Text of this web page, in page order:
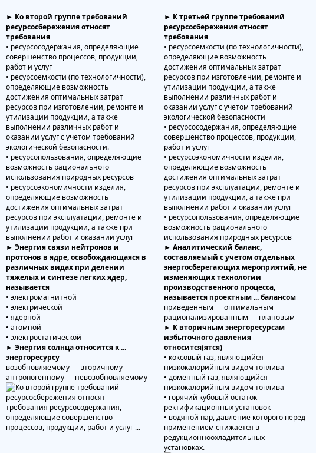
► Ко второй группе требований
ресурсосбережения относят
требования
• ресурсосодержания, определяющие
совершенство процессов, продукции,
работ и услуг
• ресурсоемкости (по технологичности),
определяющие возможность
достижения оптимальных затрат
ресурсов при изготовлении, ремонте и
утилизации продукции, а также
выполнении различных работ и
оказании услуг с учетом требований
экологической безопасности.
• ресурсопользования, определяющие
возможность рационального
использования природных ресурсов
• ресурсоэкономичности изделия,
определяющие возможность
достижения оптимальных затрат
ресурсов при эксплуатации, ремонте и
утилизации продукции, а также при
выполнении работ и оказании услуг
► Энергия связи нейтронов и
протонов в ядре, освобождающаяся в
различных видах при делении
тяжелых и синтезе легких ядер,
называется
• электромагнитной
• электрической
• ядерной
• атомной
• электростатической
► Энергия солнца относится к ...
энергоресурсу
возобновляемому вторичному
антропогенному невозобновляемому
► К третьей группе требований
ресурсосбережения относят
требования
• ресурсоемкости (по технологичности),
определяющие возможность
достижения оптимальных затрат
ресурсов при изготовлении, ремонте и
утилизации продукции, а также
выполнении различных работ и
оказании услуг с учетом требований
экологической безопасности
• ресурсосодержания, определяющие
совершенство процессов, продукции,
работ и услуг
• ресурсоэкономичности изделия,
определяющие возможность
достижения оптимальных затрат
ресурсов при эксплуатации, ремонте и
утилизации продукции, а также при
выполнении работ и оказании услуг
• ресурсопользования, определяющие
возможность рационального
использования природных ресурсов
► Аналитический баланс,
составляемый с учетом отдельных
энергосберегающих мероприятий, не
изменяющих технологии
производственного процесса,
называется проектным ... балансом
приведенным оптимальным
рационализированным плановым
► К вторичным энергоресурсам
избыточного давления
относится(ятся)
• коксовый газ, являющийся
низкокалорийным видом топлива
• доменный газ, являющийся
низкокалорийным видом топлива
• горячий кубовый остаток
ректификационных установок
• водяной пар, давление которого перед
применением снижается в
редукционноохладительных
установках.